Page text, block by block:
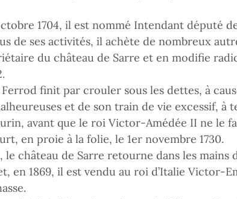
1704, il est nommé Intendant député
de ses activités, il achète de nombreux
du château de Sarre et en modifie
finit par crouler sous les dettes, à
et de son train de vie excessif, à
avant que le roi Victor-Amédée II ne le
en proie à la folie, le 1er novembre 1730.
le château de Sarre retourne dans les mains
en 1869, il est vendu au roi d’Italie Victor-